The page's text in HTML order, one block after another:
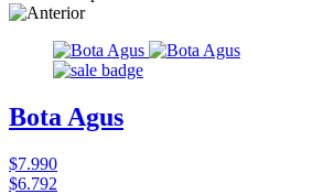
Bota Agus
$7.990
$6.792